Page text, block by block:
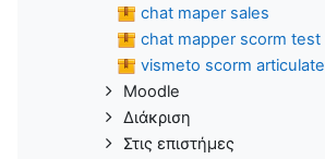
chat maper sales
chat mapper scorm test
vismeto scorm articulate
Moodle
Διάκριση
Στις επιστήμες